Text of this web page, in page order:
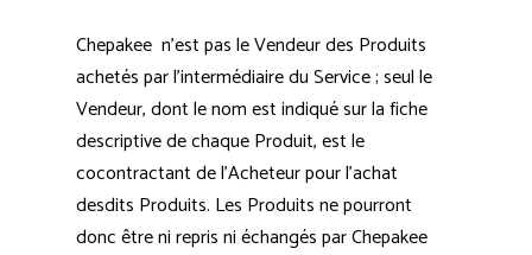
Chepakee n’est pas le Vendeur des Produits
achetés par l’intermédiaire du Service ; seul le
Vendeur, dont le nom est indiqué sur la fiche
descriptive de chaque Produit, est le
cocontractant de l’Acheteur pour l’achat
desdits Produits. Les Produits ne pourront
donc être ni repris ni échangés par Chepakee